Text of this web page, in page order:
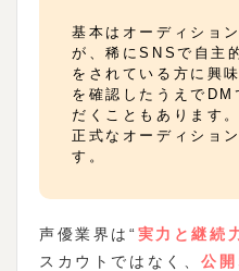
基本はオーディショ
が、稀にSNSで自主
をされている方に興
を確認したうえでDM
だくこともあります
正式なオーディショ
す。
声優業界は“ 実力と継続
スカウトではなく、公